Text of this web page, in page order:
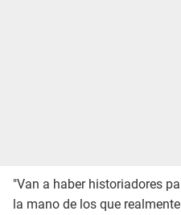
"Van a haber historiadores
la mano de los que